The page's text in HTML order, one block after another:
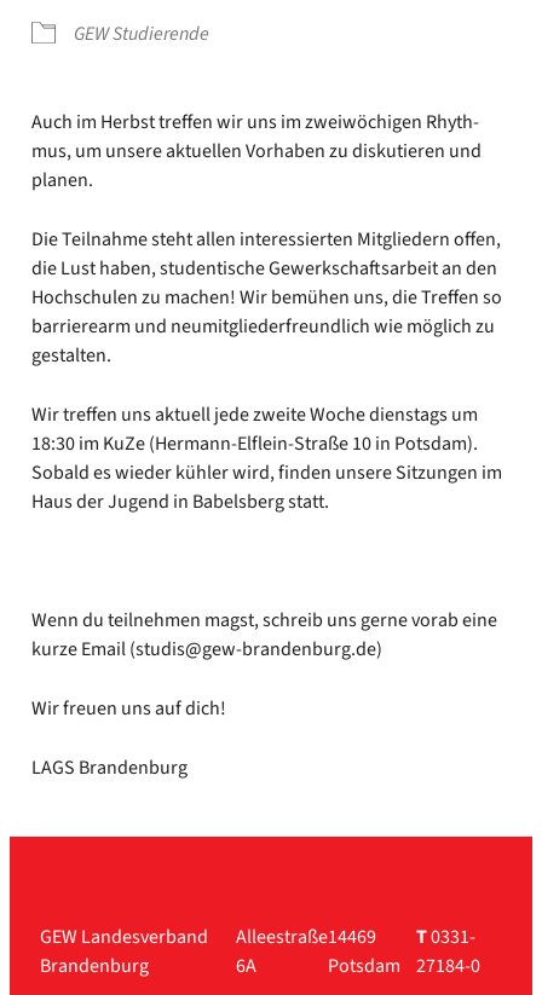
GEW Stu­die­ren­de
Auch im Herbst tref­fen wir uns im zwei­wö­chi­gen Rhyth­
mus, um unse­re aktu­el­len Vor­ha­ben zu dis­ku­tie­ren und
pla­nen.
Die Teil­nah­me steht allen inter­es­sier­ten Mit­glie­dern offen,
die Lust haben, stu­den­ti­sche Gewerk­schafts­ar­beit an den
Hoch­schu­len zu machen! Wir bemü­hen uns, die Tref­fen so
bar­rie­re­arm und neu­mit­glie­der­freund­lich wie mög­lich zu
gestal­ten.
Wir tref­fen uns aktu­ell jede zwei­te Woche diens­tags um
18:30 im KuZe (Hermann-Elflein-Straße 10 in Pots­dam).
Sobald es wie­der küh­ler wird, fin­den unse­re Sit­zun­gen im
Haus der Jugend in Babels­berg statt.
Wenn du teil­neh­men magst, schreib uns ger­ne vor­ab eine
kur­ze Email (studis@gew-brandenburg.de)
Wir freu­en uns auf dich!
LAGS Bran­den­burg
GEW Landesverband
Brandenburg
Alleestraße
6A
14469
Potsdam
T0331-
27184-0